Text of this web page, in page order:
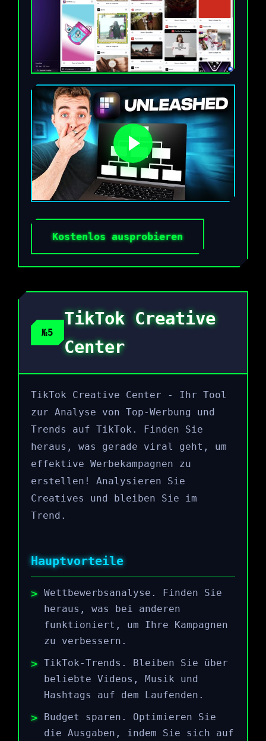
Kostenlos ausprobieren
№5
TikTok Creative
Center
TikTok Creative Center - Ihr Tool
zur Analyse von Top-Werbung und
Trends auf TikTok. Finden Sie
heraus, was gerade viral geht, um
effektive Werbekampagnen zu
erstellen! Analysieren Sie
Creatives und bleiben Sie im
Trend.
Hauptvorteile
Wettbewerbsanalyse. Finden Sie
heraus, was bei anderen
funktioniert, um Ihre Kampagnen
zu verbessern.
TikTok-Trends. Bleiben Sie über
beliebte Videos, Musik und
Hashtags auf dem Laufenden.
Budget sparen. Optimieren Sie
die Ausgaben, indem Sie sich auf